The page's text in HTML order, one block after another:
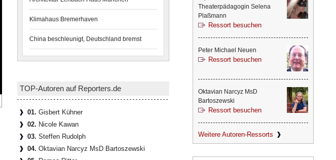
Klimahaus Bremerhaven
China beschleunigt, Deutschland bremst
TOP-Autoren auf Reporters.de
01. Gisbert Kühner
02. Nicole Kawan
03. Steffen Rudolph
04. Oktavian Narcyz MsD Bartoszewski
Theaterpädagogin Selena
Plaßmann
Ressort besuchen
Peter Michael Neuen
Ressort besuchen
Oktavian Narcyz MsD
Bartoszewski
Ressort besuchen
Weitere Autoren-Ressorts